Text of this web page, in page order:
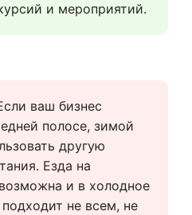
и мероприятий.
ваш бизнес
полосе, зимой
другую
Езда на
и в холодное
не всем, не